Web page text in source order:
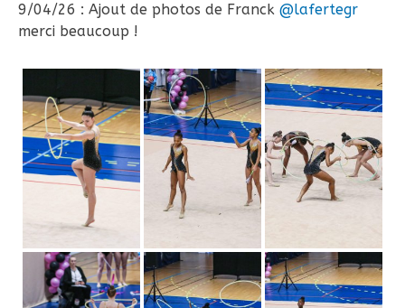
9/04/26 : Ajout de photos de Franck @lafertegr
merci beaucoup !